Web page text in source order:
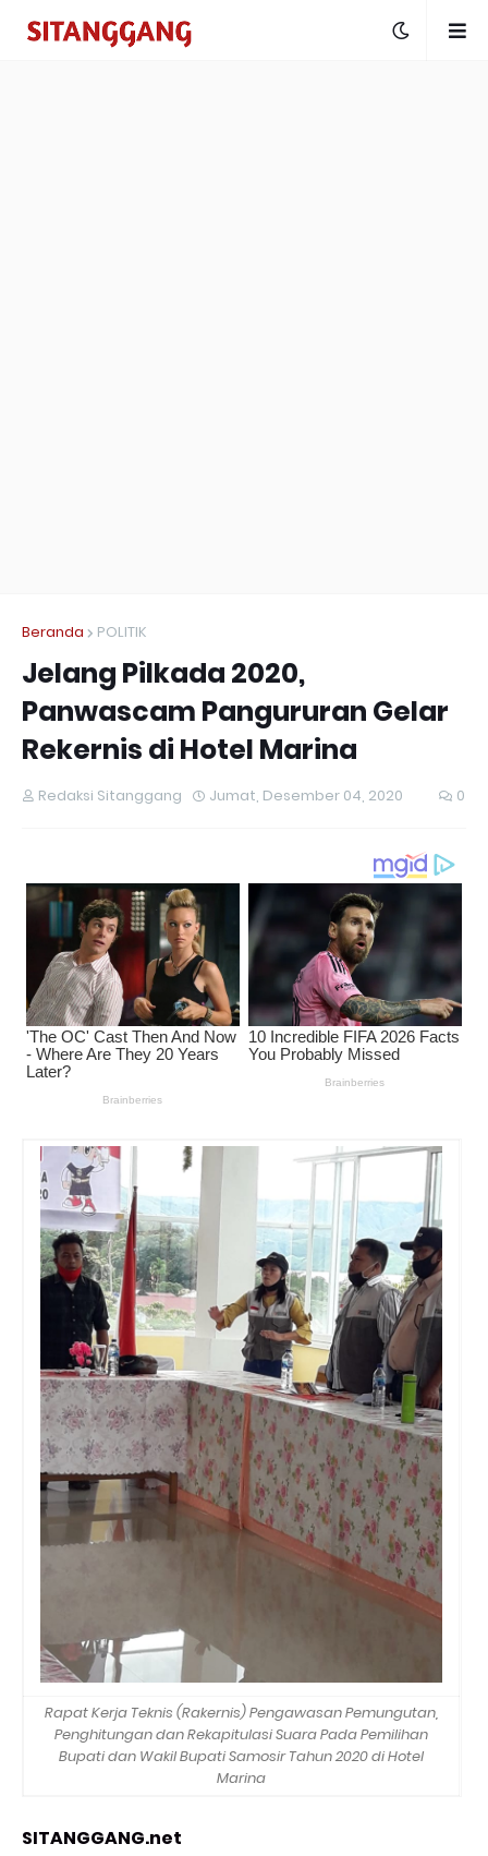
Beranda POLITIK
Jelang Pilkada 2020,
Panwascam Pangururan Gelar
Rekernis di Hotel Marina
Redaksi Sitanggang Jumat, Desember 04, 2020 0
Rapat Kerja Teknis (Rakernis) Pengawasan Pemungutan,
Penghitungan dan Rekapitulasi Suara Pada Pemilihan
Bupati dan Wakil Bupati Samosir Tahun 2020 di Hotel
Marina
SITANGGANG.net